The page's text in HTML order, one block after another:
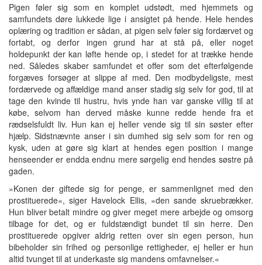
Pigen føler sig som en komplet udstødt, med hjemmets og
samfundets døre lukkede lige i ansigtet på hende. Hele hendes
oplæring og tradition er sådan, at pigen selv føler sig fordærvet og
fortabt, og derfor ingen grund har at stå på, eller noget
holdepunkt der kan løfte hende op, i stedet for at trække hende
ned. Således skaber samfundet et offer som det efterfølgende
forgæves forsøger at slippe af med. Den modbydeligste, mest
fordærvede og affældige mand anser stadig sig selv for god, til at
tage den kvinde til hustru, hvis ynde han var ganske villig til at
købe, selvom han derved måske kunne redde hende fra et
rædselsfuldt liv. Hun kan ej heller vende sig til sin søster efter
hjælp. Sidstnævnte anser i sin dumhed sig selv som for ren og
kysk, uden at gøre sig klart at hendes egen position i mange
henseender er endda endnu mere sørgelig end hendes søstre på
gaden.
»Konen der giftede sig for penge, er sammenlignet med den
prostituerede«, siger Havelock Ellis, »den sande skruebrækker.
Hun bliver betalt mindre og giver meget mere arbejde og omsorg
tilbage for det, og er fuldstændigt bundet til sin herre. Den
prostituerede opgiver aldrig retten over sin egen person, hun
bibeholder sin frihed og personlige rettigheder, ej heller er hun
altid tvunget til at underkaste sig mandens omfavnelser.«